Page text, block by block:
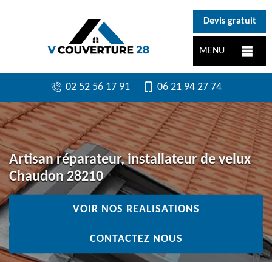
Devis gratuit
MENU
02 52 56 17 91 06 21 94 27 74
Artisan réparateur, installateur de velux
Chaudon 28210
VOIR NOS REALISATIONS
CONTACTEZ NOUS